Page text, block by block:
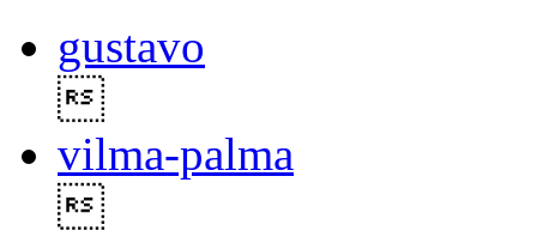
gustavo
vilma-palma